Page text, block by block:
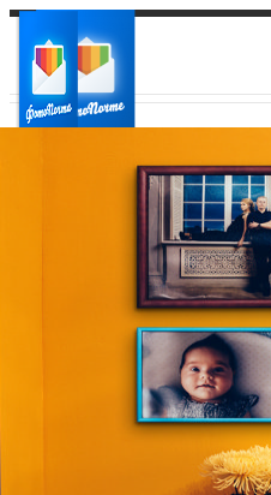
Ваш регион доставки
Выберите из списка: